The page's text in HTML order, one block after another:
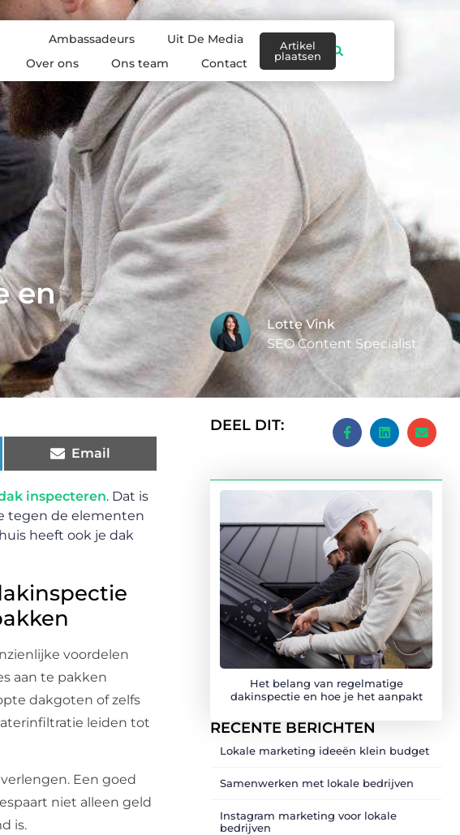
Ambassadeurs
Uit De Media
Over ons
Ons team Contact
Artikel
plaatsen
en
Lotte Vink
SEO Content Specialist
Email
inspecteren. Dat is
tegen de elementen
heeft ook je dak
voordelen
aan te pakken
dakgoten of zelfs
leiden tot
Een goed
niet alleen geld
is.
DEEL DIT:
Het belang van regelmatige
dakinspectie en hoe je het aanpakt
RECENTE BERICHTEN
Lokale marketing ideeën klein budget
Samenwerken met lokale bedrijven
Instagram marketing voor lokale
bedrijven